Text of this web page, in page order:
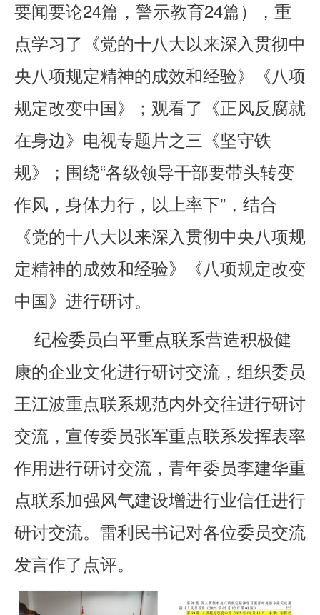
要闻要论24篇，警示教育24篇），重
点学习了《党的十八大以来深入贯彻中
央八项规定精神的成效和经验》《八项
规定改变中国》；观看了《正风反腐就
在身边》电视专题片之三《坚守铁
规》；围绕“各级领导干部要带头转变
作风，身体力行，以上率下”，结合
《党的十八大以来深入贯彻中央八项规
定精神的成效和经验》《八项规定改变
中国》进行研讨。
纪检委员白平重点联系营造积极健
康的企业文化进行研讨交流，组织委员
王江波重点联系规范内外交往进行研讨
交流，宣传委员张军重点联系发挥表率
作用进行研讨交流，青年委员李建华重
点联系加强风气建设增进行业信任进行
研讨交流。雷利民书记对各位委员交流
发言作了点评。